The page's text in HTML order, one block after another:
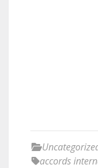
accords